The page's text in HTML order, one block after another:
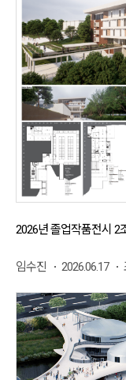
2026년 졸업작품전시 2
임수진 2026.06.17